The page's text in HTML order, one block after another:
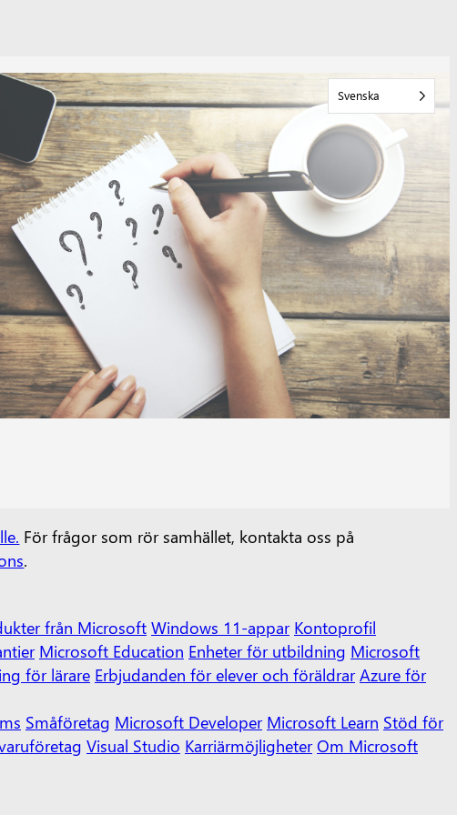
Svenska
För frågor som rör samhället, kontakta oss på
från Microsoft Windows 11-appar Kontoprofil
Microsoft Education Enheter för utbildning Microsoft
för lärare Erbjudanden för elever och föräldrar Azure för
Småföretag Microsoft Developer Microsoft Learn Stöd för
Visual Studio Karriärmöjligheter Om Microsoft